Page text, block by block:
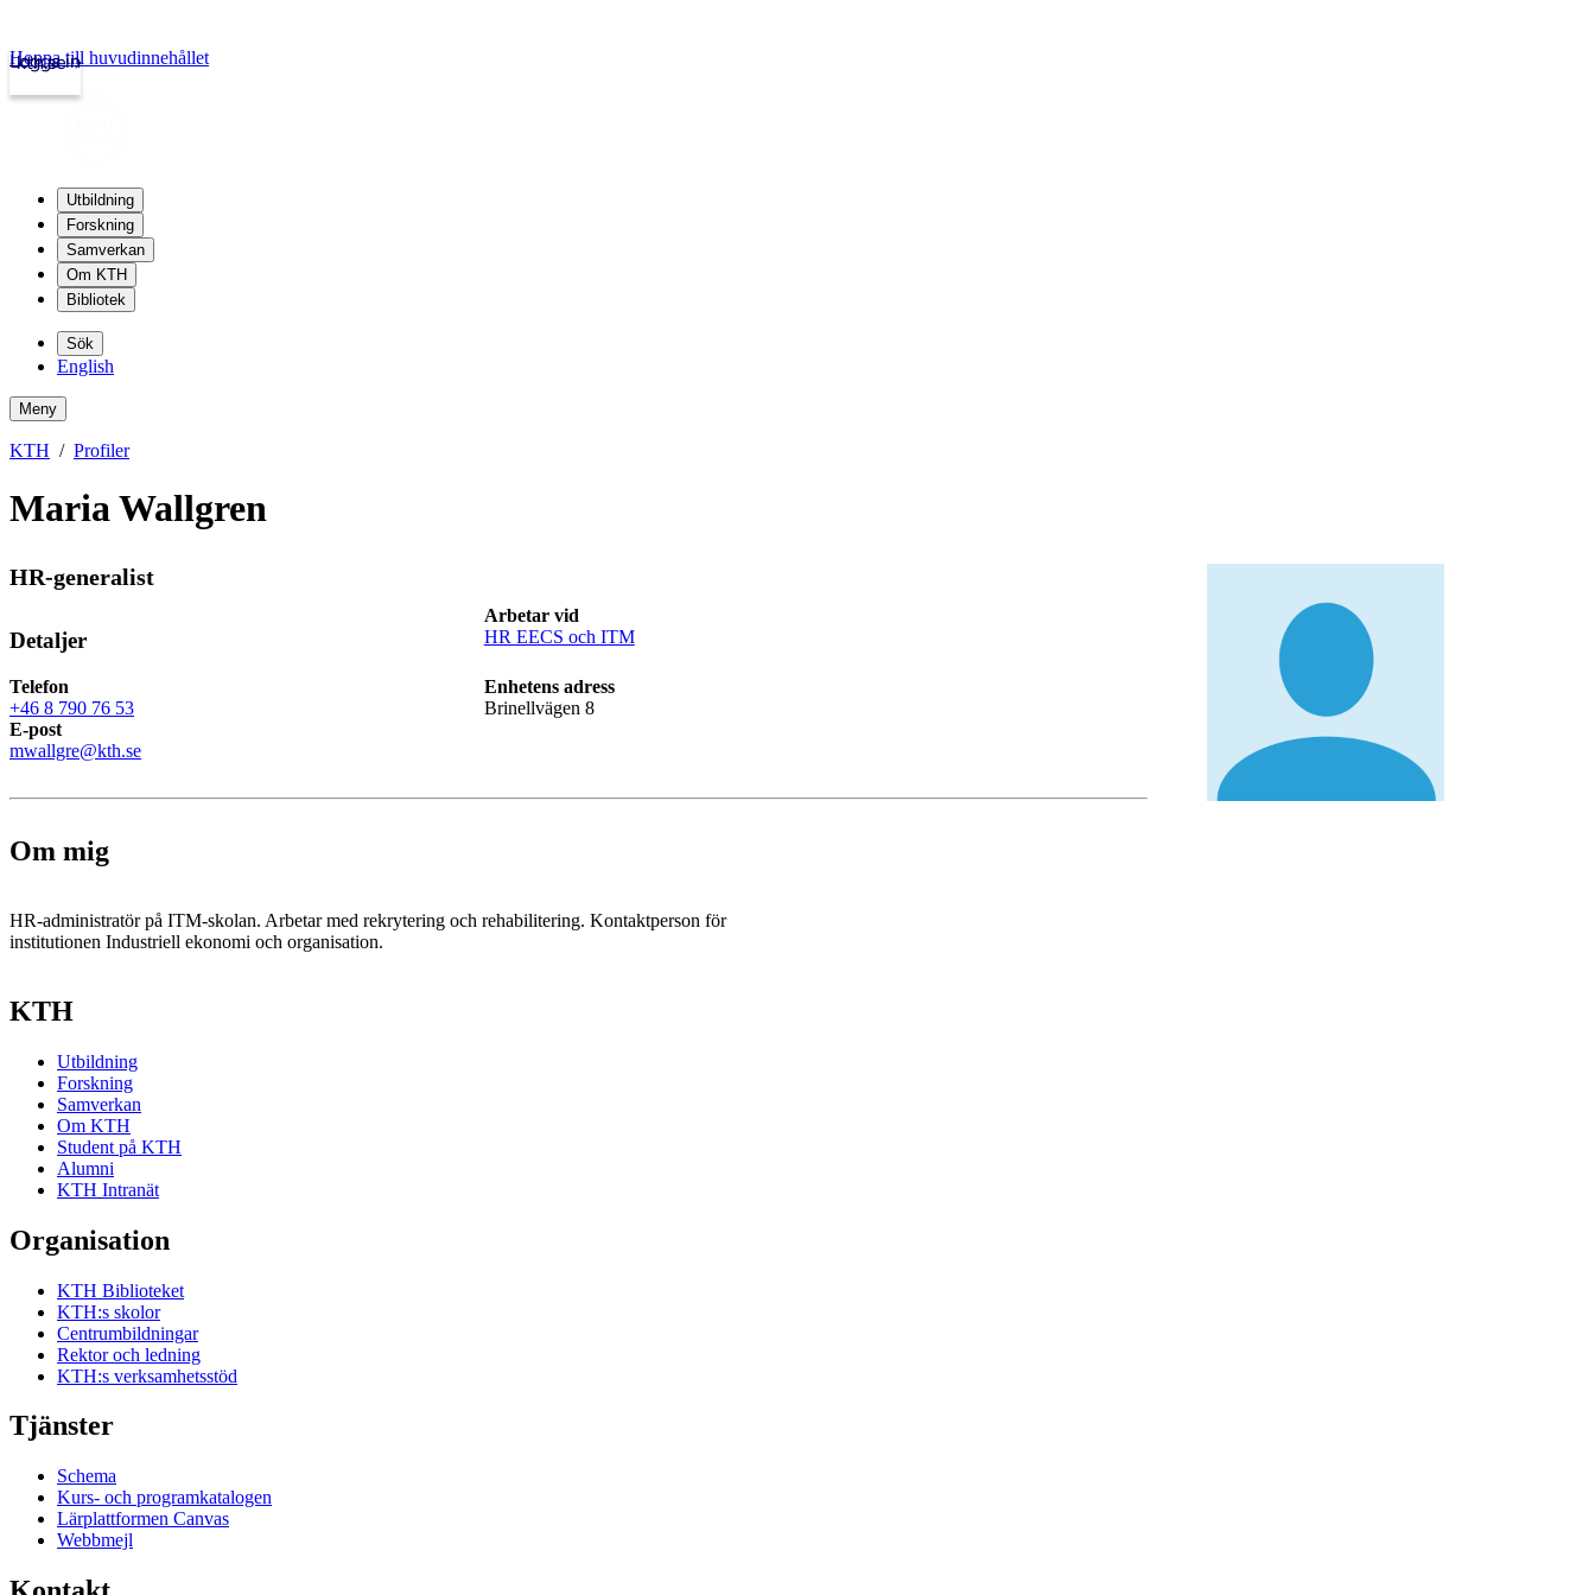
kth.se
Logga in
Hoppa till huvudinnehållet
Utbildning
Forskning
Samverkan
Om KTH
Bibliotek
Sök
English
Meny
KTH Profiler
Maria Wallgren
HR-generalist
Detaljer
Arbetar vid
HR EECS och ITM
Telefon
+46 8 790 76 53
Enhetens adress
Brinellvägen 8
E-post
mwallgre@kth.se
Om mig
HR-administratör på ITM-skolan. Arbetar med rekrytering och rehabilitering. Kontaktperson för
institutionen Industriell ekonomi och organisation.
KTH
Utbildning
Forskning
Samverkan
Om KTH
Student på KTH
Alumni
KTH Intranät
Organisation
KTH Biblioteket
KTH:s skolor
Centrumbildningar
Rektor och ledning
KTH:s verksamhetsstöd
Tjänster
Schema
Kurs- och programkatalogen
Lärplattformen Canvas
Webbmejl